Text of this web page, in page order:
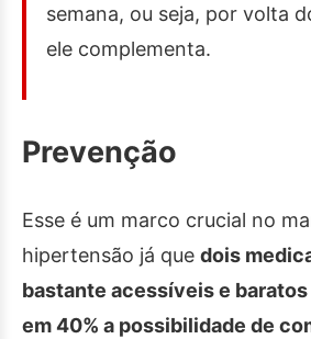
semana, ou seja, por volta
ele complementa.
Prevenção
Esse é um marco crucial no
hipertensão já que dois
bastante acessíveis e
em 40% a possibilidade de